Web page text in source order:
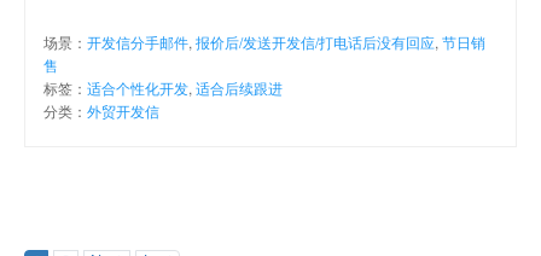
场景： 开发信分手邮件, 报价后/发送开发信/打电话后没有回应, 节日销
售
标签： 适合个性化开发, 适合后续跟进
分类： 外贸开发信